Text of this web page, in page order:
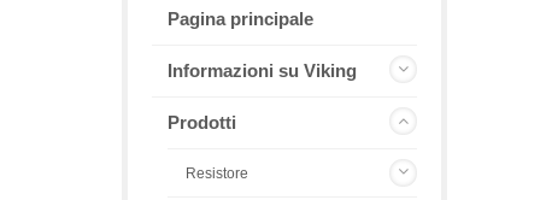
Pagina principale
Informazioni su Viking
Prodotti
Resistore